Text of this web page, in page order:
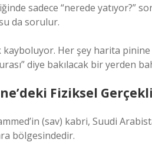
sadece “nerede yatıyor?”
da sorulur.
kayboluyor. Her şey harita
diye bakılacak bir yerden
Fiziksel
(sav) kabri, Suudi
bölgesindedir.